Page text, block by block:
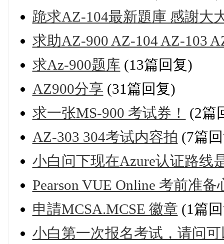
跪求AZ-104最新題庫 感謝大
求助AZ-900 AZ-104 AZ-103
求Az-900题库 (13篇回复)
AZ900分享 (31篇回复)
求一张MS-900 考试券！
(2篇
AZ-303 304考试内容拍 (7篇
小白问下现在Azure认证路线
Pearson VUE Online 考前准备
申請MCSA.MCSE 徽章 (1篇
小白第一次报名考试，请问